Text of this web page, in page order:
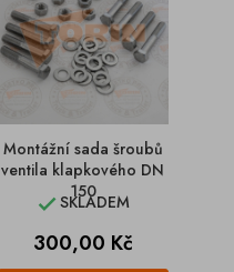
Montážní sada šroubů
ventila klapkového DN
150
SKLADEM
Cena
300,00 Kč